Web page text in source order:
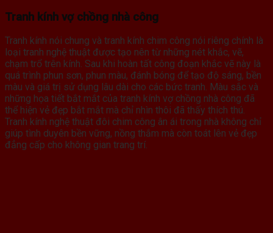
Tranh kính vợ chồng nhà công
Tranh kính nói chung và tranh kính chim công nói riêng chính là
loại tranh nghệ thuật được tạo nên từ những nét khắc, vẽ,
chạm trổ trên kính. Sau khi hoàn tất công đoạn khắc vẽ này là
quá trình phun sơn, phun màu, đánh bóng để tạo độ sáng, bền
màu và giá trị sử dụng lâu dài cho các bức tranh. Màu sắc và
những họa tiết bắt mắt của tranh kính vợ chồng nhà công đã
thể hiện vẻ đẹp bắt mắt mà chỉ nhìn thôi đã thấy thích thú.
Tranh kính nghệ thuật đôi chim công ân ái trong nhà không chỉ
giúp tình duyên bền vững, nồng thắm mà còn toát lên vẻ đẹp
đẳng cấp cho không gian trang trí.